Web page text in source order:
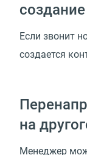
Если звонит
создается
на
Менеджер